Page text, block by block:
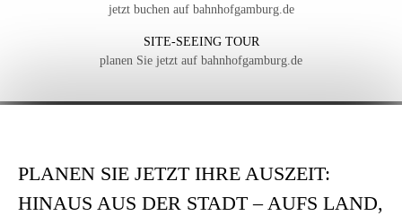
jetzt buchen auf bahnhofgamburg.de
SITE-SEEING TOUR
planen Sie jetzt auf bahnhofgamburg.de
PLANEN SIE JETZT IHRE AUSZEIT:
HINAUS AUS DER STADT – AUFS LAND,